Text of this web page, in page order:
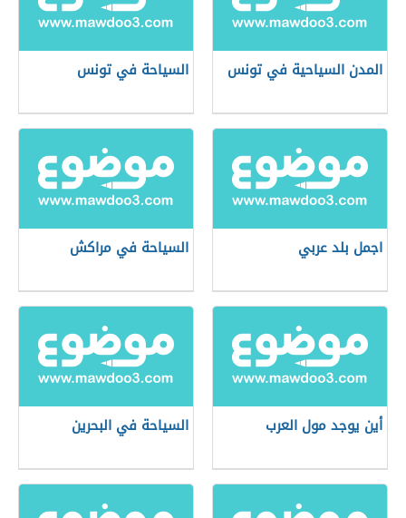
المدن السياحية في تونس السياحة في تونس
اجمل بلد عربي السياحة في مراكش
أين يوجد مول العرب السياحة في البحرين